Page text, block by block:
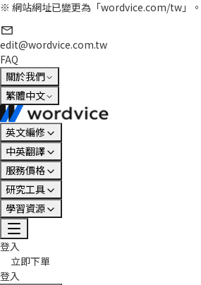
※ 網站網址已變更為「wordvice.com/tw」。
edit@wordvice.com.tw
FAQ
關於我們
繁體中文
英文編修
中英翻譯
服務價格
研究工具
學習資源
登入
立即下單
登入